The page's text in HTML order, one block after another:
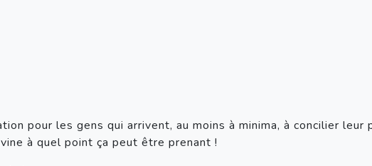
pour les gens qui arrivent, au moins à minima, à concilier
à quel point ça peut être prenant !